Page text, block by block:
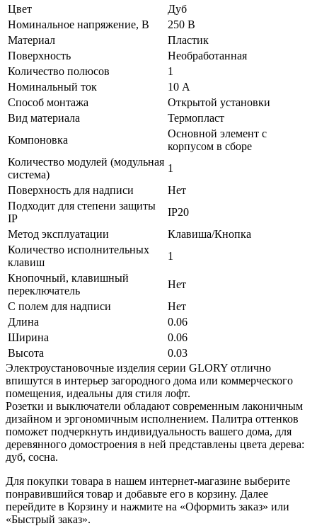
Цвет
Дуб
Номинальное напряжение, В
250 В
Материал
Пластик
Поверхность
Необработанная
Количество полюсов
1
Номинальный ток
10 А
Способ монтажа
Открытой установки
Вид материала
Термопласт
Компоновка
Основной элемент с
корпусом в сборе
Количество модулей (модульная
система)
1
Поверхность для надписи
Нет
Подходит для степени защиты
IP
IP20
Метод эксплуатации
Клавиша/Кнопка
Количество исполнительных
клавиш
1
Кнопочный, клавишный
переключатель
Нет
С полем для надписи
Нет
Длина
0.06
Ширина
0.06
Высота
0.03
Электроустановочные изделия серии GLORY отлично
впишутся в интерьер загородного дома или коммерческого
помещения, идеальны для стиля лофт.
Розетки и выключатели обладают современным лаконичным
дизайном и эргономичным исполнением. Палитра оттенков
поможет подчеркнуть индивидуальность вашего дома, для
деревянного домостроения в ней представлены цвета дерева:
дуб, сосна.
Для покупки товара в нашем интернет-магазине выберите
понравившийся товар и добавьте его в корзину. Далее
перейдите в Корзину и нажмите на «Оформить заказ» или
«Быстрый заказ».